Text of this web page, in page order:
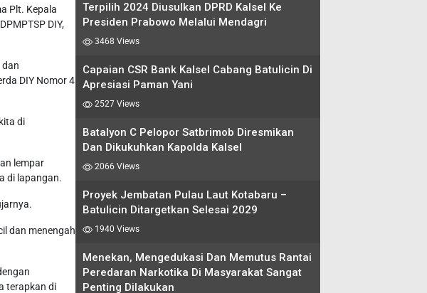
Plt. Kepala
DIY,
dan
DIY Nomor 4
di
lempar
di lapangan.
dan menengah
terapkan di
Terpilih 2024 Diusulkan DPRD Kalsel Ke
Presiden Prabowo Melalui Mendagri
3468 Views
Capaian CSR Bank Kalsel Cabang Batulicin Di
Apresiasi Paman Yani
2527 Views
Batalyon C Pelopor Satbrimob Diresmikan
Dan Dikukuhkan Kapolda Kalsel
2066 Views
Proyek Jembatan Pulau Laut Kotabaru –
Batulicin Ditargetkan Selesai 2029
1940 Views
Menekan, Mengedukasi Dan Memutus Rantai
Peredaran Narkotika Di Masyarakat Sangat
Penting Dilakukan